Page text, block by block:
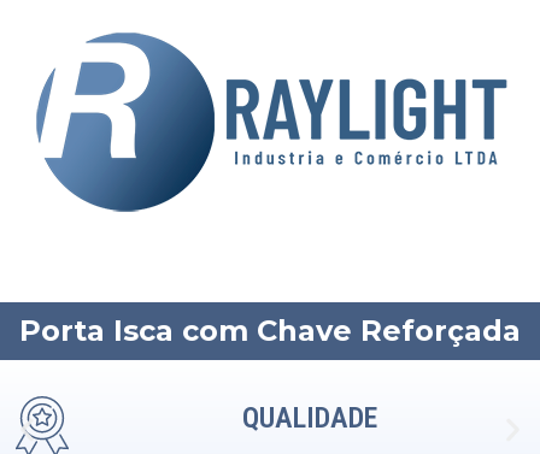
Porta Isca com Chave Reforçada
QUALIDADE